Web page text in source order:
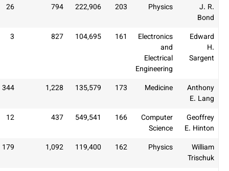
203
222,906
26
2
161
104,695
827
3
1
173
135,579
1,228
344
9
166
549,541
12
2
162
119,400
1,092
179
3